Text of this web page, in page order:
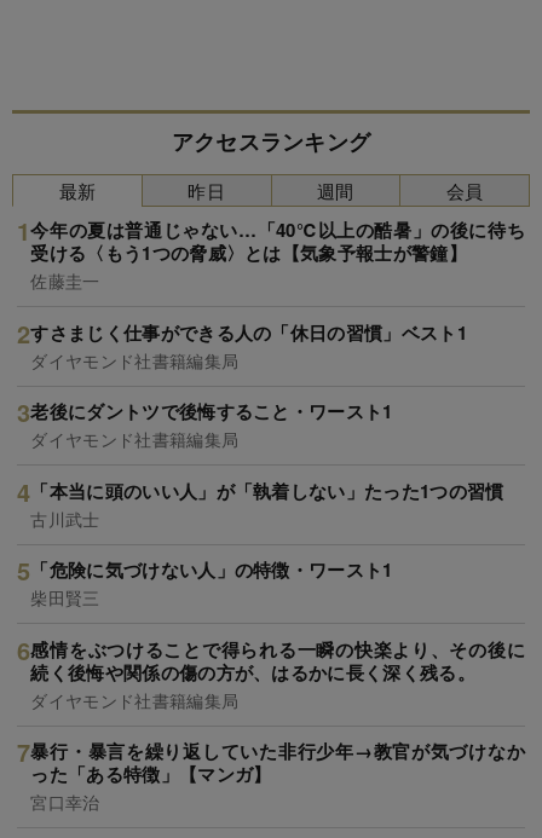
アクセスランキング
最新
今年の夏は普通じゃない…「40℃以上の酷暑」の後に待ち
受ける〈もう1つの脅威〉とは【気象予報士が警鐘】
佐藤圭一
すさまじく仕事ができる人の「休日の習慣」ベスト1
ダイヤモンド社書籍編集局
老後にダントツで後悔すること・ワースト1
ダイヤモンド社書籍編集局
「本当に頭のいい人」が「執着しない」たった1つの習慣
古川武士
「危険に気づけない人」の特徴・ワースト1
柴田賢三
感情をぶつけることで得られる一瞬の快楽より、その後に
続く後悔や関係の傷の方が、はるかに長く深く残る。
ダイヤモンド社書籍編集局
暴行・暴言を繰り返していた非行少年→教官が気づけなか
った「ある特徴」【マンガ】
宮口幸治
昨日 週間 会員